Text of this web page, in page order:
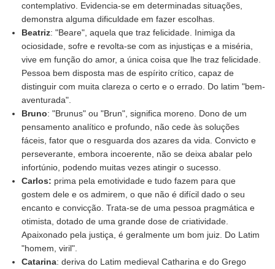
contemplativo. Evidencia-se em determinadas situações,
demonstra alguma dificuldade em fazer escolhas.
Beatriz: "Beare", aquela que traz felicidade. Inimiga da
ociosidade, sofre e revolta-se com as injustiças e a miséria,
vive em função do amor, a única coisa que lhe traz felicidade.
Pessoa bem disposta mas de espírito crítico, capaz de
distinguir com muita clareza o certo e o errado. Do latim "bem-
aventurada".
Bruno: "Brunus" ou "Brun", significa moreno. Dono de um
pensamento analítico e profundo, não cede às soluções
fáceis, fator que o resguarda dos azares da vida. Convicto e
perseverante, embora incoerente, não se deixa abalar pelo
infortúnio, podendo muitas vezes atingir o sucesso.
Carlos: prima pela emotividade e tudo fazem para que
gostem dele e os admirem, o que não é difícil dado o seu
encanto e convicção. Trata-se de uma pessoa pragmática e
otimista, dotado de uma grande dose de criatividade.
Apaixonado pela justiça, é geralmente um bom juiz. Do Latim
"homem, viril".
Catarina: deriva do Latim medieval Catharina e do Grego